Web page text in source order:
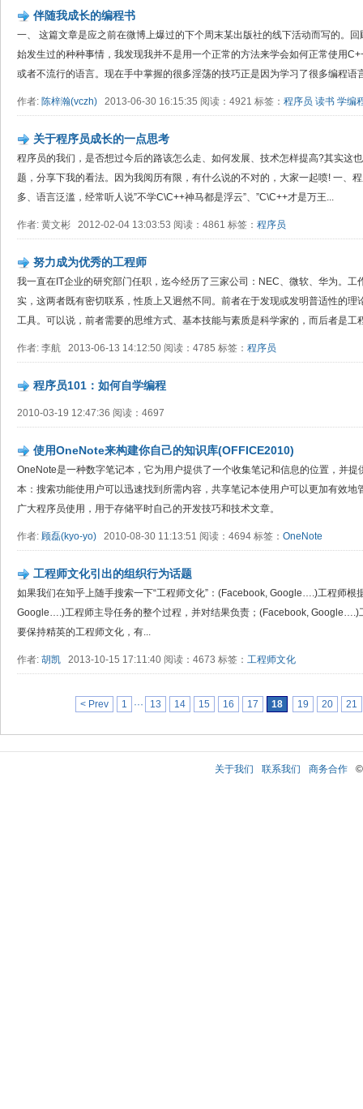
伴随我成长的编程书
一、 这篇文章是应之前在微博上爆过的下个周末某出版社的线下活动而写的。
始发生过的种种事情，我发现我并不是用一个正常的方法来学会如何正常使用
或者不流行的语言。现在手中掌握的很多淫荡的技巧正是因为学习了很多编程语
作者: 陈梓瀚(vczh) 2013-06-30 16:15:35 阅读：4921 标签： 程序员 读书 学编
关于程序员成长的一点思考
程序员的我们，是否想过今后的路该怎么走、如何发展、技术怎样提高?其实这
题，分享下我的看法。因为我阅历有限，有什么说的不对的，大家一起喷! 一、
多、语言泛滥，经常听人说”不学C\C++神马都是浮云”、”C\C++才是万王...
作者: 黄文彬 2012-02-04 13:03:53 阅读：4861 标签： 程序员
努力成为优秀的工程师
我一直在IT企业的研究部门任职，迄今经历了三家公司：NEC、微软、华为。
实，这两者既有密切联系，性质上又迥然不同。前者在于发现或发明普适性的
工具。可以说，前者需要的思维方式、基本技能与素质是科学家的，而后者是工
作者: 李航 2013-06-13 14:12:50 阅读：4785 标签： 程序员
程序员101：如何自学编程
2010-03-19 12:47:36 阅读：4697
使用OneNote来构建你自己的知识库(OFFICE2010)
OneNote是一种数字笔记本，它为用户提供了一个收集笔记和信息的位置，并
本：搜索功能使用户可以迅速找到所需内容，共享笔记本使用户可以更加有效地
广大程序员使用，用于存储平时自己的开发技巧和技术文章。
作者: 顾磊(kyo-yo) 2010-08-30 11:13:51 阅读：4694 标签： OneNote
工程师文化引出的组织行为话题
如果我们在知乎上随手搜索一下“工程师文化”：(Facebook, Google….)工程师根
Google….)工程师主导任务的整个过程，并对结果负责；(Facebook, Google….)
要保持精英的工程师文化，有...
作者: 胡凯 2013-10-15 17:11:40 阅读：4673 标签： 工程师文化
< Prev 1 ··· 13 14 15 16 17 18 19 20 21
关于我们 联系我们 商务合作